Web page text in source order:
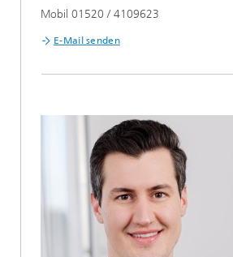
Mobil 01520 / 4109623
E-Mail senden